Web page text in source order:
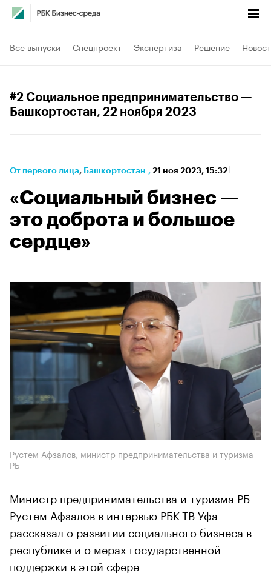
Все выпуски Спецпроект Экспертиза Решение
#2 Социальное предпринимательство —
Башкортостан, 22 ноября 2023
От первого лица⁠, Башкортостан , 21 ноя 2023, 15:32
«Социальный бизнес —
это доброта и большое
сердце»
Рустем Афзалов, министр предпринимательства и туризма
РБ
Министр предпринимательства и туризма РБ
Рустем Афзалов в интервью РБК-ТВ Уфа
рассказал о развитии социального бизнеса в
республике и о мерах государственной
поддержки в этой сфере